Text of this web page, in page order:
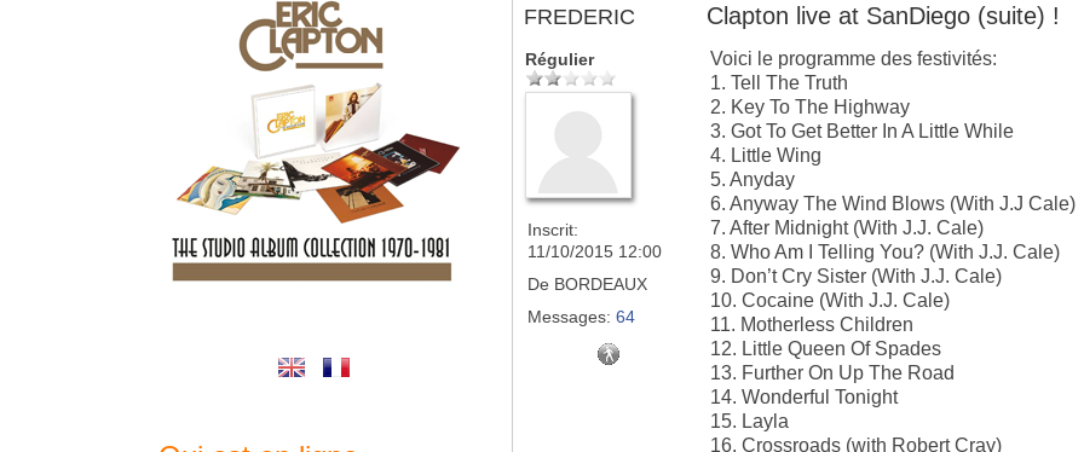
FREDERIC Clapton live at SanDiego (suite) !
Régulier
Inscrit:
11/10/2015 12:00
De BORDEAUX
Messages: 64
Voici le programme des festivités:
1. Tell The Truth
2. Key To The Highway
3. Got To Get Better In A Little While
4. Little Wing
5. Anyday
6. Anyway The Wind Blows (With J.J Cale)
7. After Midnight (With J.J. Cale)
8. Who Am I Telling You? (With J.J. Cale)
9. Don’t Cry Sister (With J.J. Cale)
10. Cocaine (With J.J. Cale)
11. Motherless Children
12. Little Queen Of Spades
13. Further On Up The Road
14. Wonderful Tonight
15. Layla
16. Crossroads (with Robert Cray)